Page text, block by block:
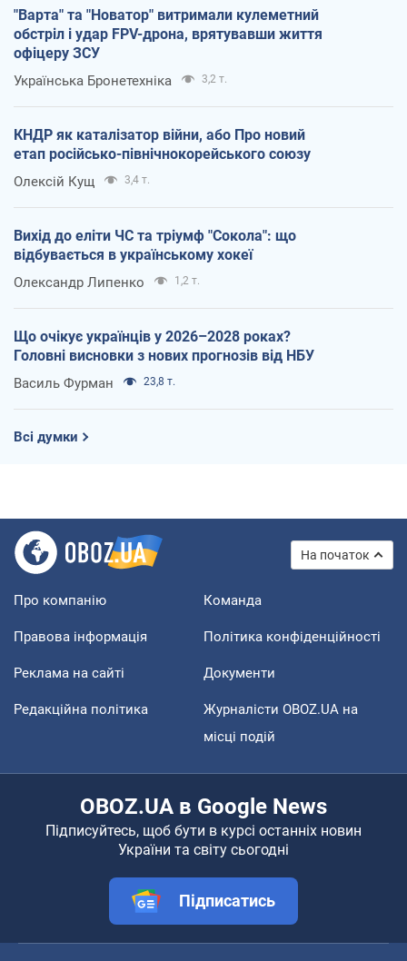
"Варта" та "Новатор" витримали кулеметний
обстріл і удар FPV-дрона, врятувавши життя
офіцеру ЗСУ
Українська Бронетехніка 3,2 т.
КНДР як каталізатор війни, або Про новий
етап російсько-північнокорейського союзу
Олексій Кущ 3,4 т.
Вихід до еліти ЧС та тріумф "Сокола": що
відбувається в українському хокеї
Олександр Липенко 1,2 т.
Що очікує українців у 2026–2028 роках?
Головні висновки з нових прогнозів від НБУ
Василь Фурман 23,8 т.
Всі думки
На початок
Про компанію Команда
Правова інформація Політика конфіденційності
Реклама на сайті Документи
Редакційна політика
Журналісти OBOZ.UA на
місці подій
OBOZ.UA в Google News
Підписуйтесь, щоб бути в курсі останніх новин
України та світу сьогодні
Підписатись